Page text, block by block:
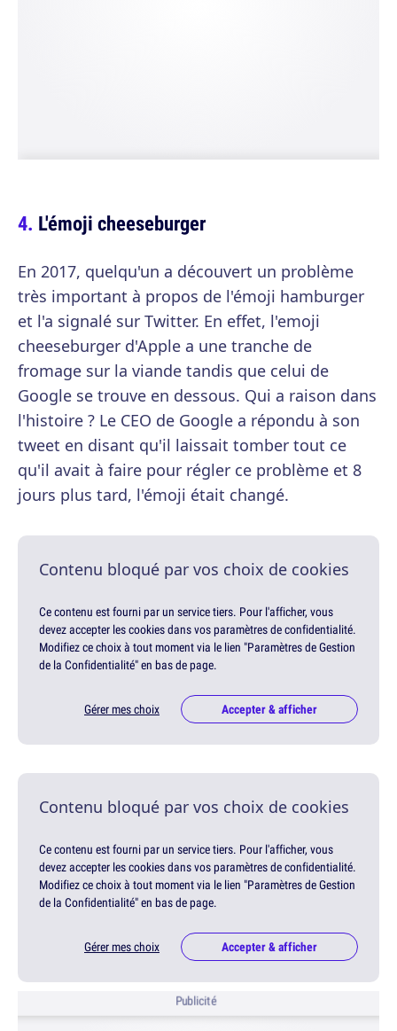
L'émoji cheeseburger
En 2017, quelqu'un a découvert un problème
très important à propos de l'émoji hamburger
et l'a signalé sur Twitter. En effet, l'emoji
cheeseburger d'Apple a une tranche de
fromage sur la viande tandis que celui de
Google se trouve en dessous. Qui a raison dans
l'histoire ? Le CEO de Google a répondu à son
tweet en disant qu'il laissait tomber tout ce
qu'il avait à faire pour régler ce problème et 8
jours plus tard, l'émoji était changé.
Contenu bloqué par vos choix de cookies
Ce contenu est fourni par un service tiers. Pour l'afficher, vous
devez accepter les cookies dans vos paramètres de confidentialité.
Modifiez ce choix à tout moment via le lien "Paramètres de Gestion
de la Confidentialité" en bas de page.
Gérer mes choix Accepter & afficher
Contenu bloqué par vos choix de cookies
Ce contenu est fourni par un service tiers. Pour l'afficher, vous
devez accepter les cookies dans vos paramètres de confidentialité.
Modifiez ce choix à tout moment via le lien "Paramètres de Gestion
de la Confidentialité" en bas de page.
Gérer mes choix Accepter & afficher
Publicité